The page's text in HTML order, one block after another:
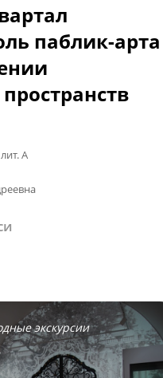
паблик-арта
А
экскурсии